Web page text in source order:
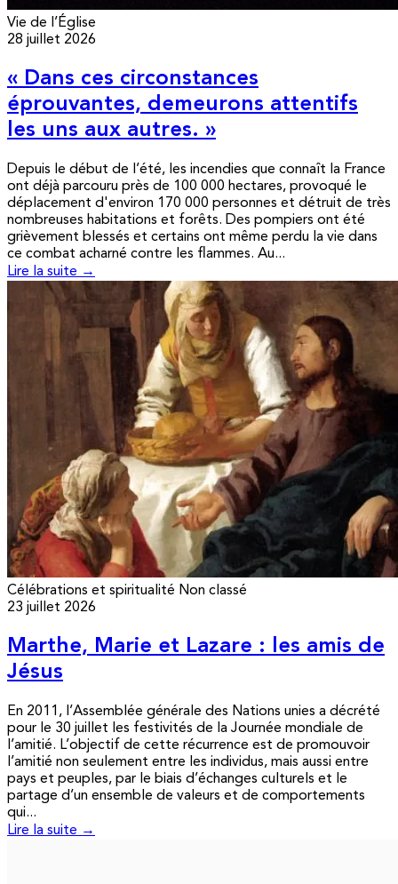
Vie de l’Église
28 juillet 2026
« Dans ces circonstances
éprouvantes, demeurons attentifs
les uns aux autres. »
Depuis le début de l’été, les incendies que connaît la France
ont déjà parcouru près de 100 000 hectares, provoqué le
déplacement d'environ 170 000 personnes et détruit de très
nombreuses habitations et forêts. Des pompiers ont été
grièvement blessés et certains ont même perdu la vie dans
ce combat acharné contre les flammes. Au...
Lire la suite →
Célébrations et spiritualité Non classé
23 juillet 2026
Marthe, Marie et Lazare : les amis de
Jésus
En 2011, l’Assemblée générale des Nations unies a décrété
pour le 30 juillet les festivités de la Journée mondiale de
l’amitié. L’objectif de cette récurrence est de promouvoir
l’amitié non seulement entre les individus, mais aussi entre
pays et peuples, par le biais d’échanges culturels et le
partage d’un ensemble de valeurs et de comportements
qui...
Lire la suite →